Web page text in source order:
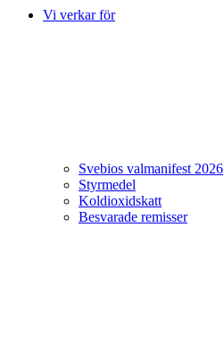
Vi verkar för
Svebios valmanifest 2026
Styrmedel
Koldioxidskatt
Besvarade remisser